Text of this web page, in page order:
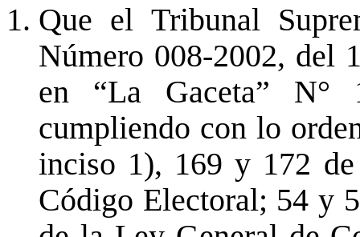
Que el Tribunal
Número 008-2002, del
en “La Gaceta”
cumpliendo con lo
inciso 1), 169 y 172
Código Electoral; 54 y